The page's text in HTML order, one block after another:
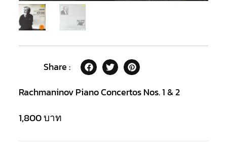
Share :
Rachmaninov Piano Concertos Nos. 1 & 2
1,800บาท